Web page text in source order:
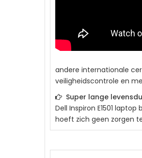
andere internationale
veiligheidscontrole en
Super lange
Dell Inspiron E1501 laptop
hoeft zich geen zorgen